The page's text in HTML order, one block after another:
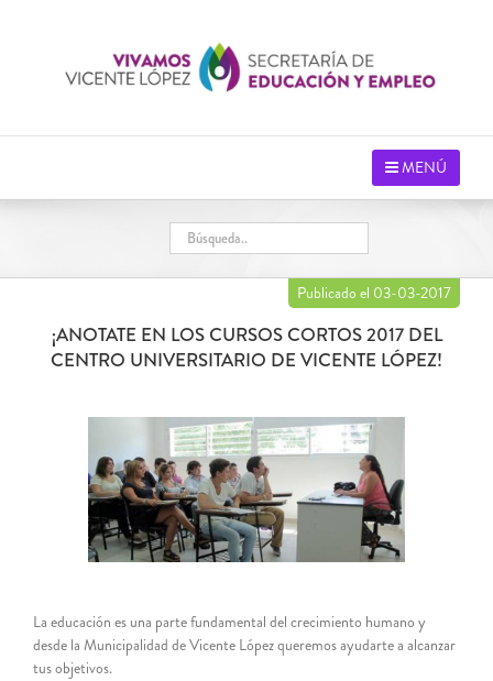
MENÚ
Publicado el 03-03-2017
¡ANOTATE EN LOS CURSOS CORTOS 2017 DEL
CENTRO UNIVERSITARIO DE VICENTE LÓPEZ!
La educación es una parte fundamental del crecimiento humano y
desde la Municipalidad de Vicente López queremos ayudarte a alcanzar
tus objetivos.